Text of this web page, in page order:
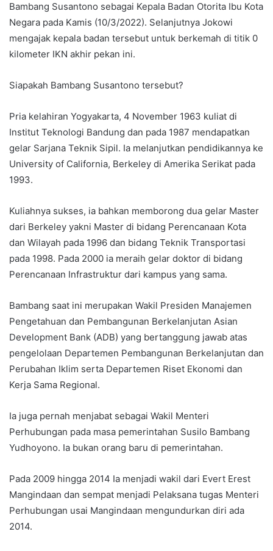
Bambang Susantono sebagai Kepala Badan Otorita Ibu Kota
Negara pada Kamis (10/3/2022). Selanjutnya Jokowi
mengajak kepala badan tersebut untuk berkemah di titik 0
kilometer IKN akhir pekan ini.
Siapakah Bambang Susantono tersebut?
Pria kelahiran Yogyakarta, 4 November 1963 kuliat di
Institut Teknologi Bandung dan pada 1987 mendapatkan
gelar Sarjana Teknik Sipil. Ia melanjutkan pendidikannya ke
University of California, Berkeley di Amerika Serikat pada
1993.
Kuliahnya sukses, ia bahkan memborong dua gelar Master
dari Berkeley yakni Master di bidang Perencanaan Kota
dan Wilayah pada 1996 dan bidang Teknik Transportasi
pada 1998. Pada 2000 ia meraih gelar doktor di bidang
Perencanaan Infrastruktur dari kampus yang sama.
Bambang saat ini merupakan Wakil Presiden Manajemen
Pengetahuan dan Pembangunan Berkelanjutan Asian
Development Bank (ADB) yang bertanggung jawab atas
pengelolaan Departemen Pembangunan Berkelanjutan dan
Perubahan Iklim serta Departemen Riset Ekonomi dan
Kerja Sama Regional.
Ia juga pernah menjabat sebagai Wakil Menteri
Perhubungan pada masa pemerintahan Susilo Bambang
Yudhoyono. Ia bukan orang baru di pemerintahan.
Pada 2009 hingga 2014 Ia menjadi wakil dari Evert Erest
Mangindaan dan sempat menjadi Pelaksana tugas Menteri
Perhubungan usai Mangindaan mengundurkan diri ada
2014.